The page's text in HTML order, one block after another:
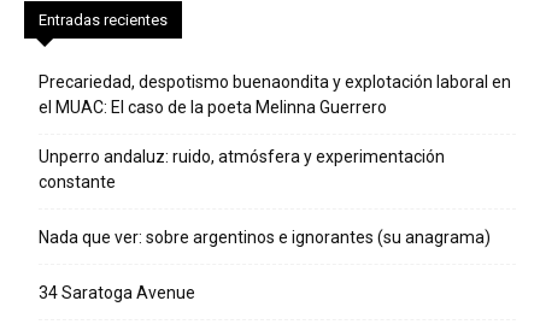
Entradas recientes
Precariedad, despotismo buenaondita y explotación laboral en
el MUAC: El caso de la poeta Melinna Guerrero
Unperro andaluz: ruido, atmósfera y experimentación
constante
Nada que ver: sobre argentinos e ignorantes (su anagrama)
34 Saratoga Avenue